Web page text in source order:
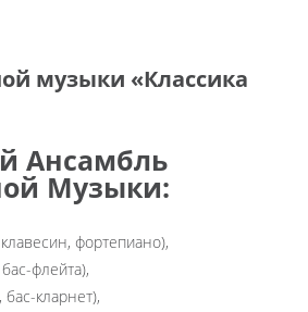
музыки «Классика
Ансамбль
Музыки:
фортепиано),
флейта),
кларнет),